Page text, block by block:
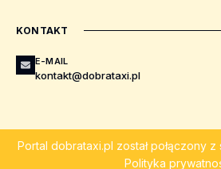
KONTAKT
E-MAIL
kontakt@dobrataxi.pl
Portal dobrataxi.pl został połączony z
Polityka